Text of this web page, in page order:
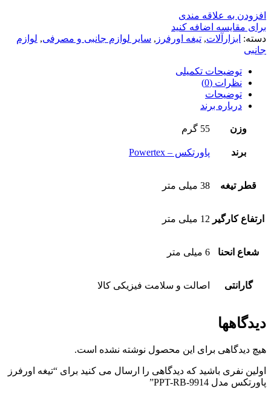
افزودن به علاقه مندی
برای مقایسه اضافه کنید
دسته: ابزارآلات, تیغه اورفرز , سایر لوازم جانبی و مصرفی, لوازم
جانبی
توضیحات تکمیلی
نظرات (0)
توضیحات
درباره برند
وزن 55 گرم
برند پاورتکس – Powertex
قطر تیغه 38 میلی متر
ارتفاع کارگیر 12 میلی متر
شعاع انحنا 6 میلی متر
گارانتی اصالت و سلامت فیزیکی کالا
دیدگاهها
هیچ دیدگاهی برای این محصول نوشته نشده است.
اولین نفری باشید که دیدگاهی را ارسال می کنید برای “تیغه اورفرز
پاورتکس مدل PPT-RB-9914”